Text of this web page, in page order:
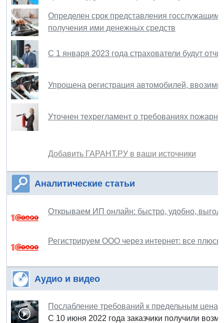
Определен срок представления
получения ими денежных средств
С 1 января 2023 года страхователи будут
Упрощена регистрация автомобилей,
Уточнен техрегламент о требованиях
Добавить ГАРАНТ.РУ в ваши источники
Аналитические статьи
Открываем ИП онлайн: быстро, удобно,
Регистрируем ООО через интернет: все
Аудио и видео
Послабление требований к предельным ценам
С 10 июня 2022 года заказчики получили